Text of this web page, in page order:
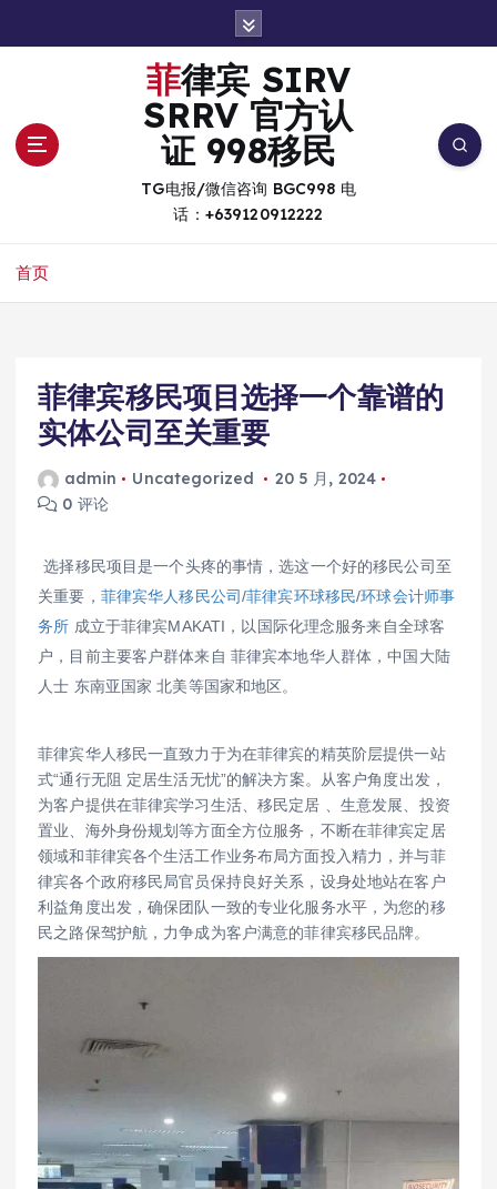
菲律宾 SIRV
SRRV 官方认
证 998移民
TG电报/微信咨询 BGC998 电
话：+639120912222
首页
菲律宾移民项目选择一个靠谱的
实体公司至关重要
admin Uncategorized
20 5 月, 2024
0 评论
选择移民项目是一个头疼的事情，选这一个好的移民公司至
关重要， 菲律宾华人移民公司/菲律宾环球移民/环球会计师事
务所 成立于菲律宾MAKATI，以国际化理念服务来自全球客
户，目前主要客户群体来自 菲律宾本地华人群体，中国大陆
人士 东南亚国家 北美等国家和地区。
菲律宾华人移民一直致力于为在菲律宾的精英阶层提供一站
式“通行无阻 定居生活无忧”的解决方案。从客户角度出发，
为客户提供在菲律宾学习生活、移民定居 、生意发展、投资
置业、海外身份规划等方面全方位服务，不断在菲律宾定居
领域和菲律宾各个生活工作业务布局方面投入精力，并与菲
律宾各个政府移民局官员保持良好关系，设身处地站在客户
利益角度出发，确保团队一致的专业化服务水平，为您的移
民之路保驾护航，力争成为客户满意的菲律宾移民品牌。